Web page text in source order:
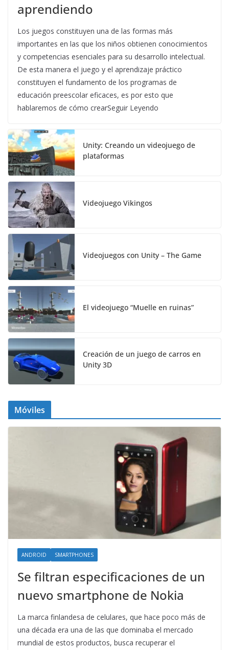
aprendiendo
Los juegos constituyen una de las formas más
importantes en las que los niños obtienen conocimientos
y competencias esenciales para su desarrollo intelectual.
De esta manera el juego y el aprendizaje práctico
constituyen el fundamento de los programas de
educación preescolar eficaces, es por esto que
hablaremos de cómo crearSeguir Leyendo
Unity: Creando un videojuego de
plataformas
Videojuego Vikingos
Videojuegos con Unity – The Game
El videojuego “Muelle en ruinas”
Creación de un juego de carros en
Unity 3D
Móviles
ANDROID SMARTPHONES
Se filtran especificaciones de un
nuevo smartphone de Nokia
La marca finlandesa de celulares, que hace poco más de
una década era una de las que dominaba el mercado
mundial de estos productos, busca recuperar el